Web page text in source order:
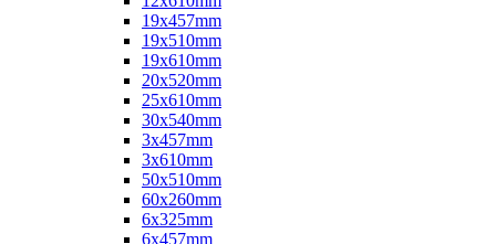
19x457mm
19x510mm
19x610mm
20x520mm
25x610mm
30x540mm
3x457mm
3x610mm
50x510mm
60x260mm
6x325mm
6x457mm